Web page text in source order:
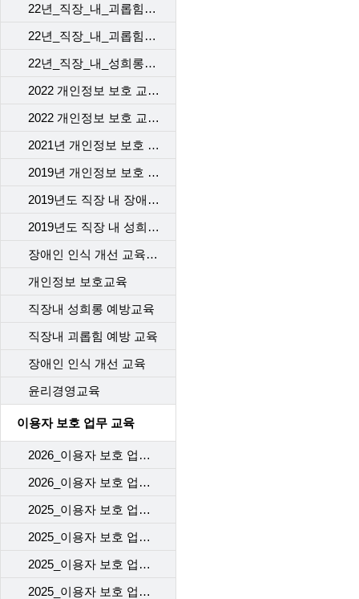
22년_직장_내_괴롭힘_예방_교육_[ep1]
22년_직장_내_괴롭힘_예방_교육_[ep2]
22년_직장_내_성희롱예방_교육
2022 개인정보 보호 교육_1차
2022 개인정보 보호 교육_2차
2021년 개인정보 보호 교육
2019년 개인정보 보호 교육
2019년도 직장 내 장애인 인식개선 교육
2019년도 직장 내 성희롱 예방 교육
장애인 인식 개선 교육_2차수
개인정보 보호교육
직장내 성희롱 예방교육
직장내 괴롭힘 예방 교육
장애인 인식 개선 교육
윤리경영교육
이용자 보호 업무 교육
2026_이용자 보호 업무 교육(1차)_개통센터
2026_이용자 보호 업무 교육(1차)_고객센터
2025_이용자 보호 업무 교육(2차)_고객센터
2025_이용자 보호 업무 교육(1차)_고객센터
2025_이용자 보호 업무 교육(2차)_개통센터
2025_이용자 보호 업무 교육(1차)_개통센터